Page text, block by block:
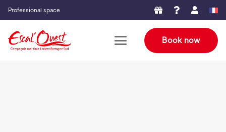
Professional space
Book now